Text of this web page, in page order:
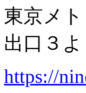
東京メ
出口３
https://